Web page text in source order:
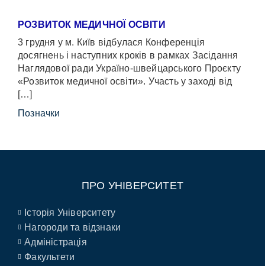
РОЗВИТОК МЕДИЧНОЇ ОСВІТИ
3 грудня у м. Київ відбулася Конференція
досягнень і наступних кроків в рамках Засідання
Наглядової ради Україно-швейцарського Проєкту
«Розвиток медичної освіти». Участь у заході від
[…]
Позначки
ПРО УНІВЕРСИТЕТ
Історія Університету
Нагороди та відзнаки
Адміністрація
Факультети